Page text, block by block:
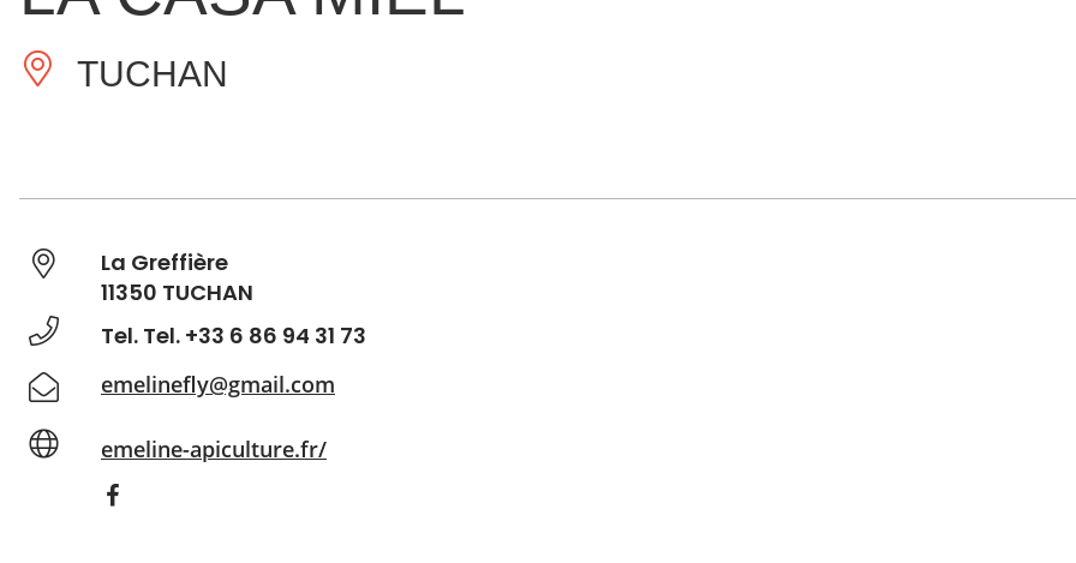
TUCHAN
La Greffière
11350 TUCHAN
Tel. Tel. +33 6 86 94 31 73
emelinefly@gmail.com
emeline-apiculture.fr/